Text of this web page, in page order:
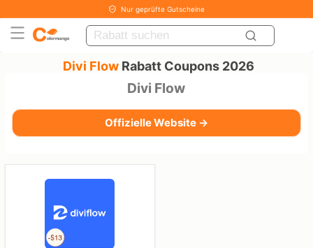
Nur geprüfte Gutscheine
Divi Flow Rabatt Coupons 2026
Divi Flow
Offizielle Website →